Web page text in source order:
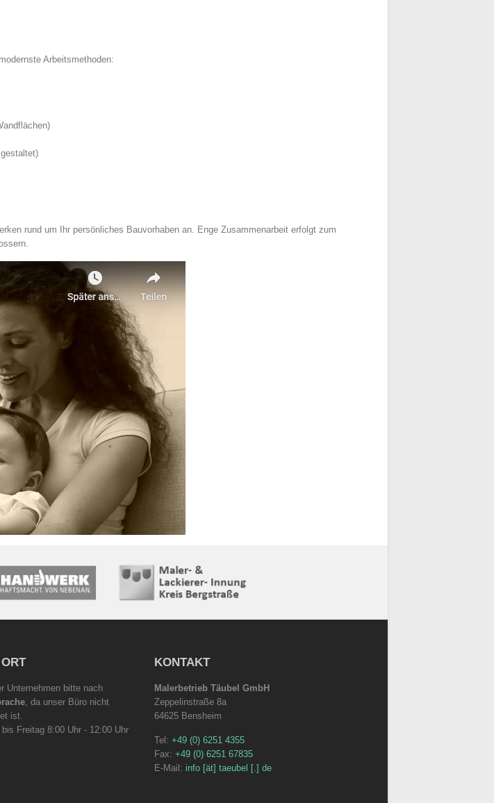
Arbeitsmethoden:
rund um Ihr persönliches Bauvorhaben an. Enge Zusammenarbeit erfolgt zum
Unternehmen bitte nach
, da unser Büro nicht
ist.
Freitag 8:00 Uhr - 12:00 Uhr
KONTAKT
Malerbetrieb Täubel GmbH
Zeppelinstraße 8a
64625 Bensheim
Tel: +49 (0) 6251 4355
Fax: +49 (0) 6251 67835
E-Mail: info [ät] taeubel [.] de